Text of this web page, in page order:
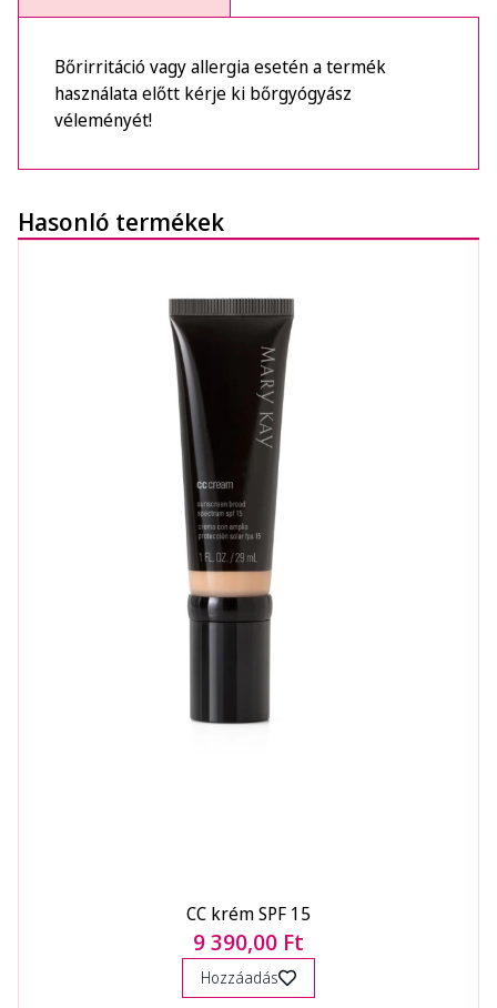
Bőrirritáció vagy allergia esetén a termék
használata előtt kérje ki bőrgyógyász
véleményét!
Hasonló termékek
CC krém SPF 15
9 390,00 Ft
Hozzáadás